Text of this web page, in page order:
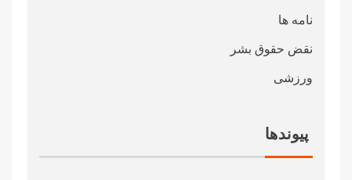
نامه ها
نقض حقوق بشر
ورزشی
پیوندها